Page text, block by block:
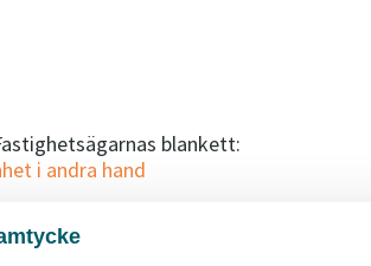
blankett:
i andra hand
andrahandsuthyrningen.
Hyran
får du ta ett tillägg för detta.